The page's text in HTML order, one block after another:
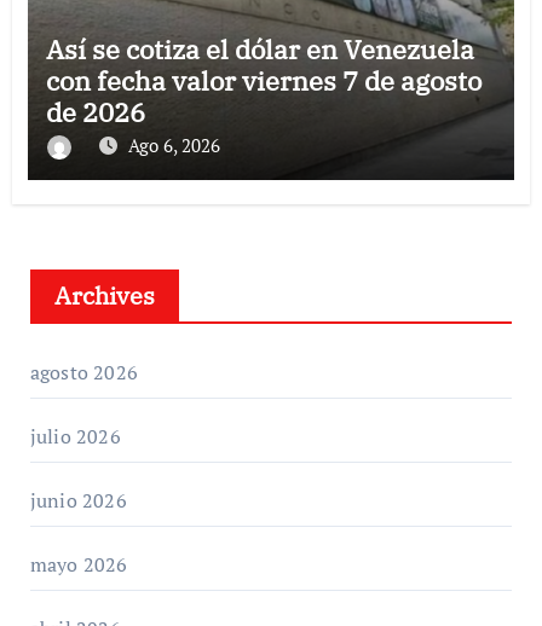
Así se cotiza el dólar en Venezuela
con fecha valor viernes 7 de agosto
de 2026
Ago 6, 2026
Archives
agosto 2026
julio 2026
junio 2026
mayo 2026